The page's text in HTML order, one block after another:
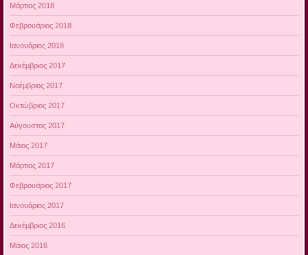
Μάρτιος 2018
Φεβρουάριος 2018
Ιανουάριος 2018
Δεκέμβριος 2017
Νοέμβριος 2017
Οκτώβριος 2017
Αύγουστος 2017
Μάιος 2017
Μάρτιος 2017
Φεβρουάριος 2017
Ιανουάριος 2017
Δεκέμβριος 2016
Μάιος 2016